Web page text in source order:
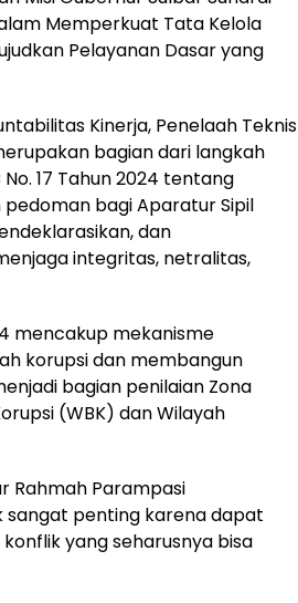
Memperkuat Tata Kelola
Pelayanan Dasar yang
Kinerja, Penelaah Teknis
bagian dari langkah
17 Tahun 2024 tentang
bagi Aparatur Sipil
dan
integritas, netralitas,
mencakup mekanisme
korupsi dan membangun
bagian penilaian Zona
(WBK) dan Wilayah
Rahmah Parampasi
sangat penting karena dapat
yang seharusnya bisa